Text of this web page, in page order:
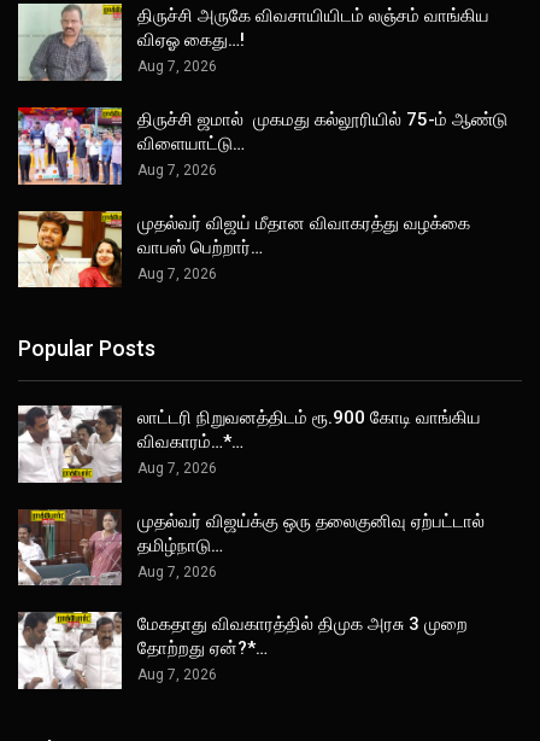
திருச்சி அருகே விவசாயியிடம் லஞ்சம் வாங்கிய
விஏஓ கைது…!
Aug 7, 2026
திருச்சி ஜமால் முகமது கல்லூரியில் 75-ம் ஆண்டு
விளையாட்டு…
Aug 7, 2026
முதல்வர் விஜய் மீதான விவாகரத்து வழக்கை
வாபஸ் பெற்றார்…
Aug 7, 2026
Popular Posts
லாட்டரி நிறுவனத்திடம் ரூ.900 கோடி வாங்கிய
விவகாரம்…*…
Aug 7, 2026
முதல்வர் விஜய்க்கு ஒரு தலைகுனிவு ஏற்பட்டால்
தமிழ்நாடு…
Aug 7, 2026
மேகதாது விவகாரத்தில் திமுக அரசு 3 முறை
தோற்றது ஏன்?*…
Aug 7, 2026